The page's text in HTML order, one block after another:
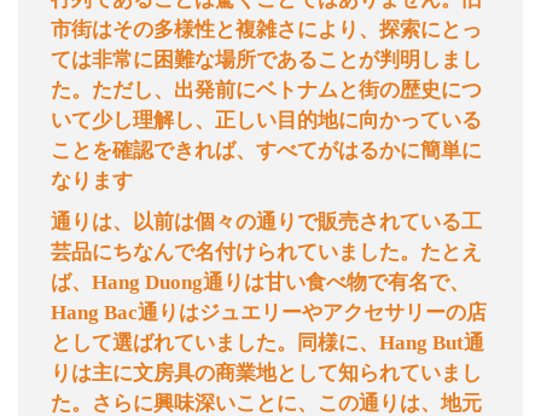
市街はその多様性と複雑さにより、探索にとっ
ては非常に困難な場所であることが判明しまし
た。ただし、出発前にベトナムと街の歴史につ
いて少し理解し、正しい目的地に向かっている
ことを確認できれば、すべてがはるかに簡単に
なります
通りは、以前は個々の通りで販売されている工
芸品にちなんで名付けられていました。たとえ
ば、 Hang Duong通りは甘い食べ物で有名で、
Hang Bac通りはジュエリーやアクセサリーの店
として選ばれていました。同様に、 Hang But通
りは主に文房具の商業地として知られていまし
た。さらに興味深いことに、この通りは、地元